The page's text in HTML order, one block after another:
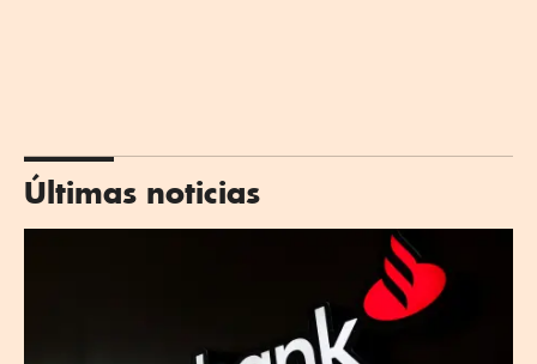
Últimas noticias